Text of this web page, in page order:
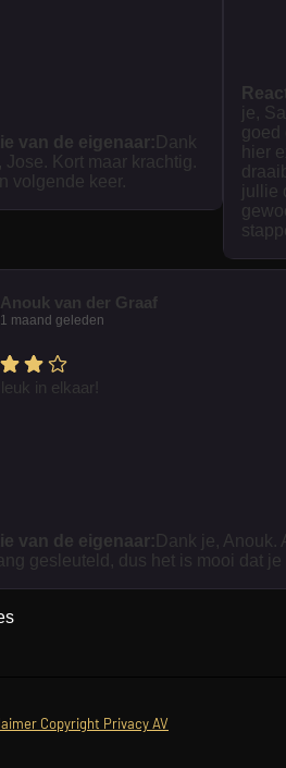
van de eigenaar: Dank
Jose. Kort maar krachtig.
volgende keer.
je,
goed
hier
jullie
Anouk van der Graaf
1 maand geleden
in elkaar!
van de eigenaar: Dank je, Anouk.
gesleuteld, dus het is mooi dat je
Copyright Privacy AV